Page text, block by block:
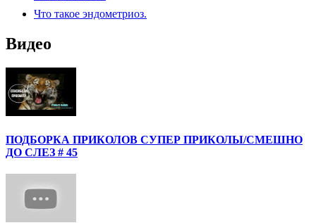
Что такое эндометриоз.
Видео
ПОДБОРКА ПРИКОЛОВ СУПЕР ПРИКОЛЫ/СМЕШНО
ДО СЛЕЗ # 45